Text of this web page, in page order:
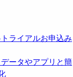
ライアルお申込み
データやアプリと簡